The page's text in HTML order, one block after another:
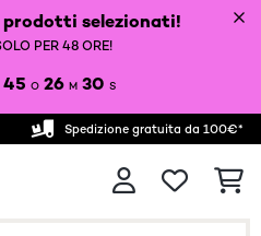
prodotti selezionati!
PER 48 ORE!
45 O 26 M 29 S
Spedizione gratuita da 100€*